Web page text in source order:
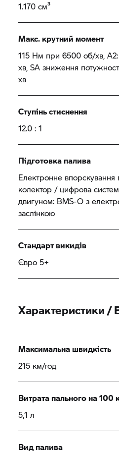
1.170 см³
Макс. крутний момент
115 Нм при 6500 об/хв,
хв, SA зниження
хв
Ступінь стиснення
12.0 : 1
Підготовка палива
Електронне впорскування
колектор / цифрова
двигуном: BMS-O з
заслінкою
Стандарт викидів
Євро 5+
Характеристики /
Максимальна швидкість
215 км/год
Витрата пального на 100
5,1 л
Вид палива